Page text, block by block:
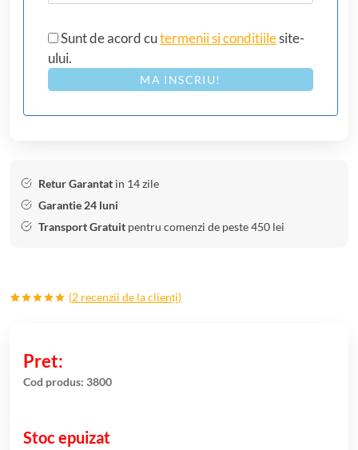
Sunt de acord cutermenii si conditiilesite-
ului.
MA INSCRIU!
Retur Garantat in 14 zile
Garantie 24 luni
Transport Gratuit pentru comenzi de peste 450 lei
la clienți
(2 recenzii de la clienți)
Cod produs: 3800
Stoc epuizat